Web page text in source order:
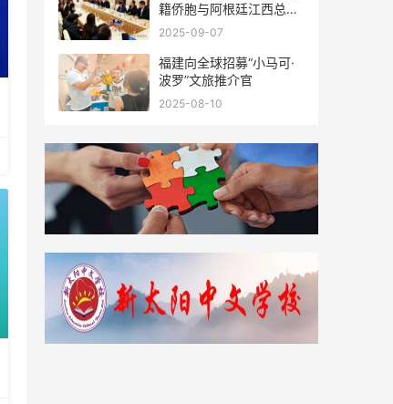
籍侨胞与阿根廷江西总商
会座谈
2025-09-07
福建向全球招募“小马可·
波罗”文旅推介官
2025-08-10